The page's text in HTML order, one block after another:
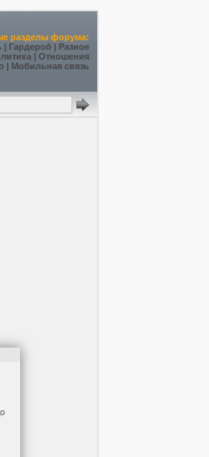
разделы форума:
| Гардероб |Разное
|Отношения
| Мобильная связь